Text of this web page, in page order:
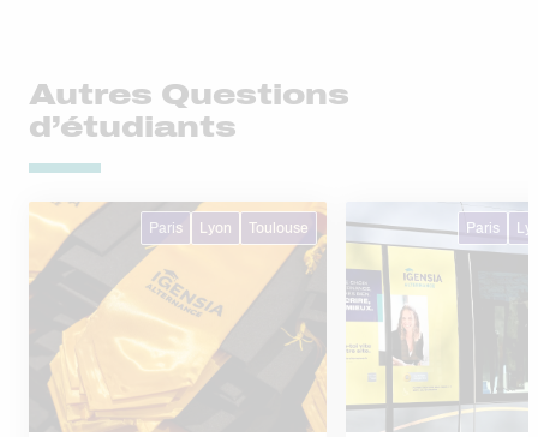
Autres Questions
d’étudiants
Paris Lyon Toulouse Paris